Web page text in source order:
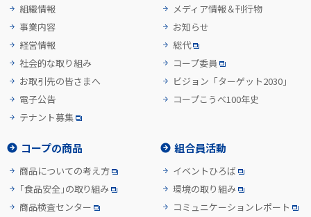
組織情報
事業内容
経営情報
社会的な取り組み
お取引先の皆さまへ
電子公告
テナント募集
メディア情報＆刊行物
お知らせ
総代
コープ委員
ビジョン「ターゲット2030」
コープこうべ100年史
コープの商品
商品についての考え方
「食品安全」の取り組み
商品検査センター
組合員活動
イベントひろば
環境の取り組み
コミュニケーションレポート